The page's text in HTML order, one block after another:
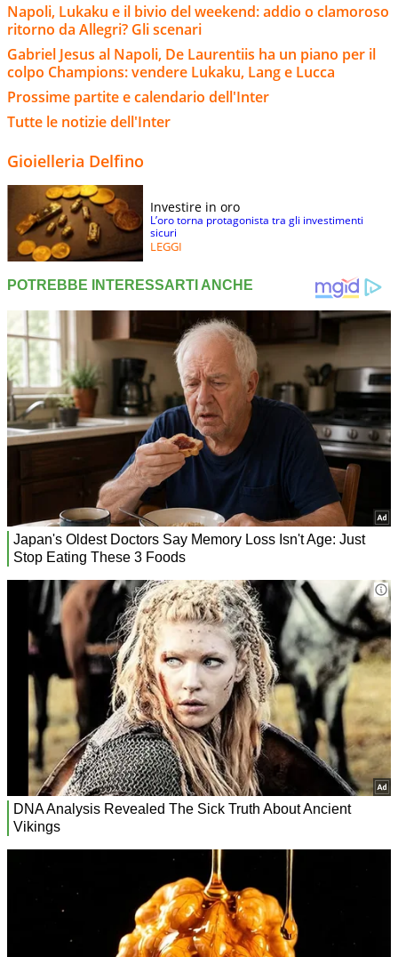
Napoli, Lukaku e il bivio del weekend: addio o clamoroso
ritorno da Allegri? Gli scenari
Gabriel Jesus al Napoli, De Laurentiis ha un piano per il
colpo Champions: vendere Lukaku, Lang e Lucca
Prossime partite e calendario dell'Inter
Tutte le notizie dell'Inter
Gioielleria Delfino
Investire in oro
L’oro torna protagonista tra gli investimenti
sicuri
LEGGI